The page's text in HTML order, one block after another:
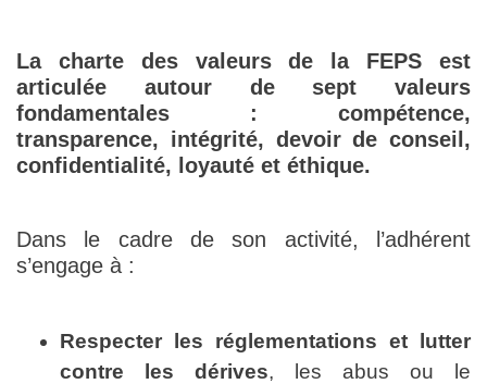
La charte des valeurs de la FEPS est
articulée autour de sept valeurs
fondamentales : compétence,
transparence, intégrité, devoir de conseil,
confidentialité, loyauté et éthique.
Dans le cadre de son activité, l’adhérent
s’engage à :
Respecter les réglementations et lutter
contre les dérives, les abus ou le